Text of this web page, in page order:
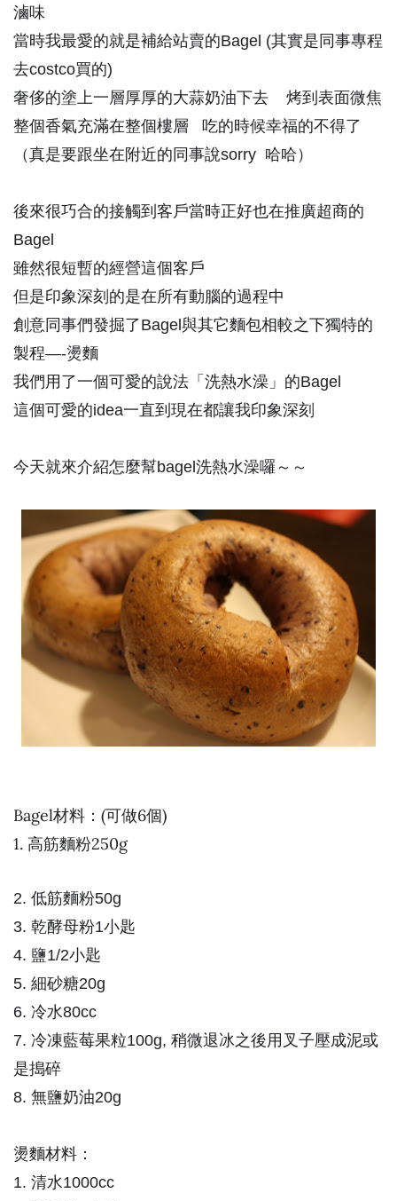
滷味
當時我最愛的就是補給站賣的Bagel (其實是同事專程
去costco買的)
奢侈的塗上一層厚厚的大蒜奶油下去 烤到表面微焦
整個香氣充滿在整個樓層 吃的時候幸福的不得了
（真是要跟坐在附近的同事說sorry 哈哈）
後來很巧合的接觸到客戶當時正好也在推廣超商的
Bagel
雖然很短暫的經營這個客戶
但是印象深刻的是在所有動腦的過程中
創意同事們發掘了Bagel與其它麵包相較之下獨特的
製程—-燙麵
我們用了一個可愛的說法「洗熱水澡」的Bagel
這個可愛的idea一直到現在都讓我印象深刻
今天就來介紹怎麼幫bagel洗熱水澡囉～～
Bagel材料：(可做6個)
1. 高筋麵粉250g
2. 低筋麵粉50g
3. 乾酵母粉1小匙
4. 鹽1/2小匙
5. 細砂糖20g
6. 冷水80cc
7. 冷凍藍莓果粒100g, 稍微退冰之後用叉子壓成泥或
是搗碎
8. 無鹽奶油20g
燙麵材料：
1. 清水1000cc